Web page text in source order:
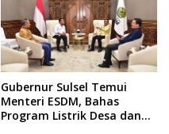
Gubernur Sulsel Temui
Menteri ESDM, Bahas
Program Listrik Desa dan